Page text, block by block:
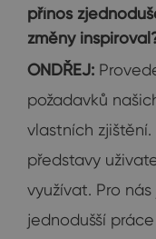
přínos
změny
ONDŘEJ:
požadavků
vlastních
představy
využívat. Pro
jednodušší